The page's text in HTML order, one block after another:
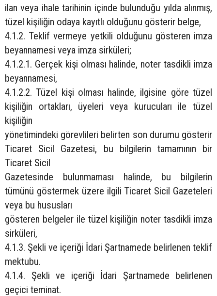
ilan veya ihale tarihinin içinde bulunduğu yılda alınmış,
tüzel kişiliğin odaya kayıtlı olduğunu gösterir belge,
4.1.2. Teklif vermeye yetkili olduğunu gösteren imza
beyannamesi veya imza sirküleri;
4.1.2.1. Gerçek kişi olması halinde, noter tasdikli imza
beyannamesi,
4.1.2.2. Tüzel kişi olması halinde, ilgisine göre tüzel
kişiliğin ortakları, üyeleri veya kurucuları ile tüzel
kişiliğin
yönetimindeki görevlileri belirten son durumu gösterir
Ticaret Sicil Gazetesi, bu bilgilerin tamamının bir
Ticaret Sicil
Gazetesinde bulunmaması halinde, bu bilgilerin
tümünü göstermek üzere ilgili Ticaret Sicil Gazeteleri
veya bu hususları
gösteren belgeler ile tüzel kişiliğin noter tasdikli imza
sirküleri,
4.1.3. Şekli ve içeriği İdari Şartnamede belirlenen teklif
mektubu.
4.1.4. Şekli ve içeriği İdari Şartnamede belirlenen
geçici teminat.